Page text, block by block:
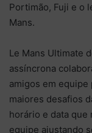
Portimão, Fuji e o
Mans.
Le Mans Ultimate
assíncrona
amigos em
maiores desafios
horário e data que
equipe ajustando